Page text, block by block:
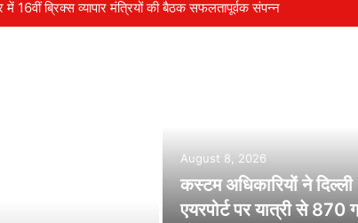
August 8, 2026
कस्टम अधिकारियों ने दिल्ली
एयरपोर्ट पर यात्री से 870